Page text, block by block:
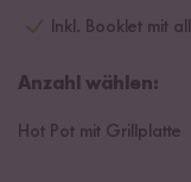
Inkl. Booklet mit
Anzahl wählen:
Hot Pot mit Grillplatte